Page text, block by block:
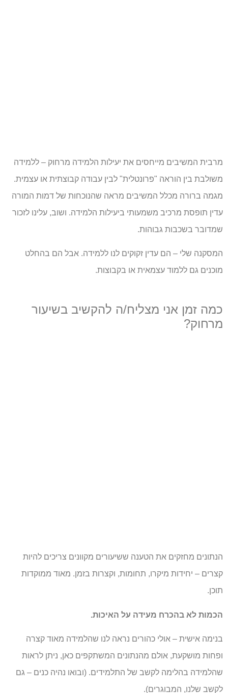
מרבית המשיבים מייחסים את יעילות הלמידה מרחוק – ללמידה
משולבת בין הוראה "פרונטלית" לבין עבודה קבוצתית או עצמית.
מגמה ברורה מכלל המשיבים מראה שהנוכחות של דמות המורה
עדין תופסת מרכיב משמעותי ביעילות הלמידה. ושוב, עלינו לזכור
שמדובר בשכבות גבוהות.
המסקנה שלי – הם עדין זקוקים לנו ללמידה. אבל הם בהחלט
מוכנים גם ללמוד עצמאית או בקבוצות.
כמה זמן אני מצליח/ה להקשיב בשיעור
מרחוק?
הנתונים מחזקים את הטענה ששיעורים מקוונים צריכים להיות
קצרים – יחידות מיקרו, תחומות, וקצרות בזמן. מאוד ממוקדות
תוכן.
הכמות לא בהכרח מעידה על האיכות.
בנימה אישית – אולי כהורים נראה לנו שהלמידה מאוד קצרה
ופחות מושקעת, אולם מהנתונים המשתקפים כאן, ניתן לראות
שהלמידה בהלימה לקשב של התלמידים. (ובואו נהיה כנים – גם
לקשב שלנו, המבוגרים).